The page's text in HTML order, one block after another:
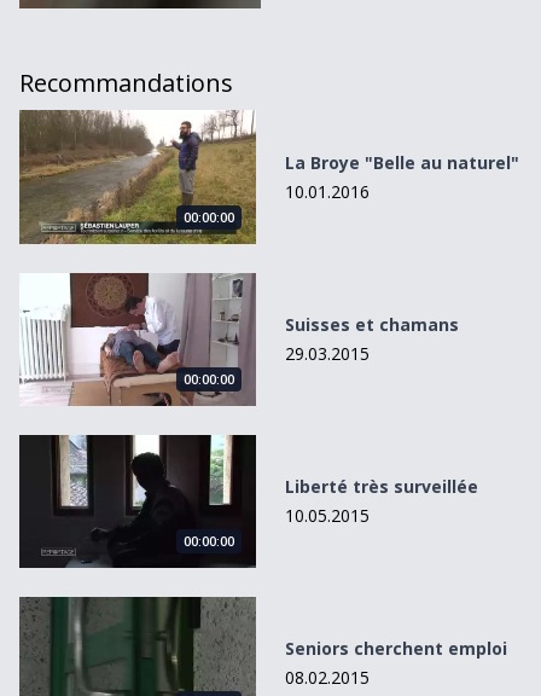
Recommandations
La Broye &quot;Belle au naturel&quot;
00:00:00
La Broye "Belle au naturel"
10.01.2016
Suisses et chamans
00:00:00
Suisses et chamans
29.03.2015
Liberté très surveillée
00:00:00
Liberté très surveillée
10.05.2015
Seniors cherchent emploi
Seniors cherchent emploi
08.02.2015